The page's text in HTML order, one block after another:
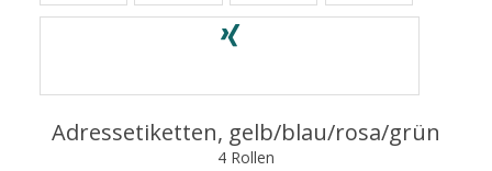
Adressetiketten, gelb/blau/rosa/grün
4 Rollen